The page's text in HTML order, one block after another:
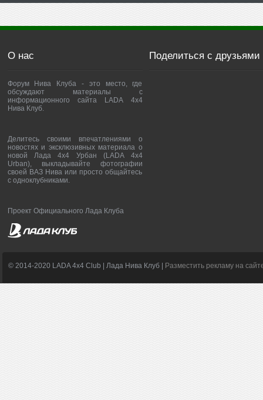
О нас
Форум Нива Клуба - это место, где
обсуждают материалы с
информационного сайта LADA 4x4
Нива Клуб.
Делитесь своими впечатлениями о
новостях и эксклюзивных материала о
новой Лада 4х4 Урбан (LADA 4x4
Urban), выкладывайте фотографии
своей ВАЗ Нива или просто общайтесь
с одноклубниками.
Проект Официального Лада Клуба
Поделиться с друзьями
© 2014-2020 LADA 4x4 Club | Лада Нива Клуб | Разместить рекламу на